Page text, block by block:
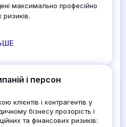
максимально професійно
ризиків.
і персон
клієнтів і контрагентів у
бізнесу прозорість і
та фінансових ризиків: